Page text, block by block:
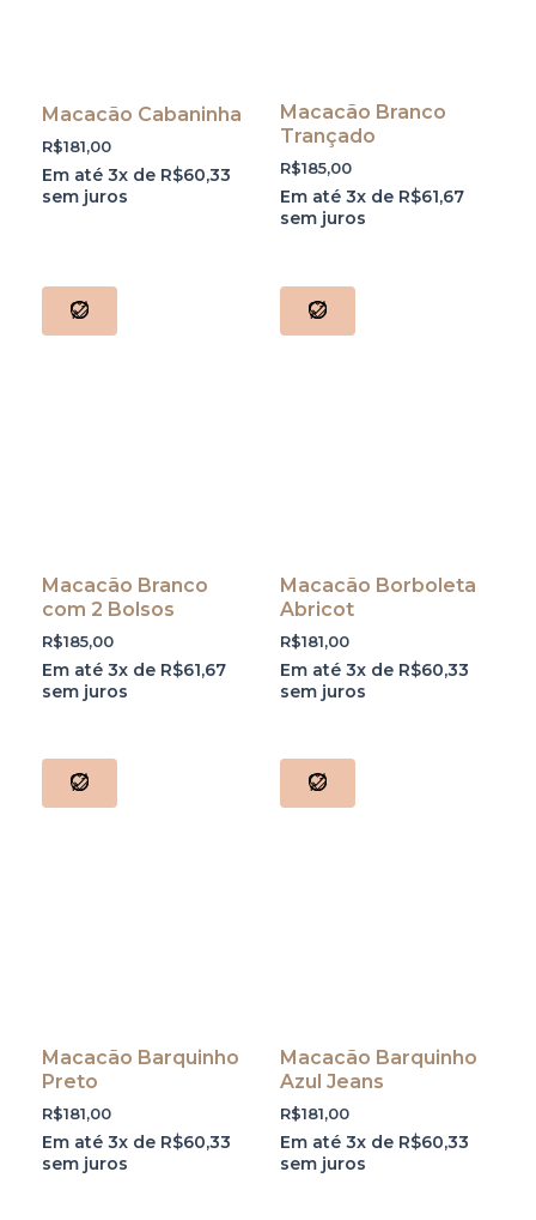
Macacão Cabaninha
R$181,00
Em até 3x de R$60,33
sem juros
Macacão Branco
Trançado
R$185,00
Em até 3x de R$61,67
sem juros
Macacão Branco
com 2 Bolsos
R$185,00
Em até 3x de R$61,67
sem juros
Macacão Borboleta
Abricot
R$181,00
Em até 3x de R$60,33
sem juros
Macacão Barquinho
Preto
R$181,00
Em até 3x de R$60,33
sem juros
Macacão Barquinho
Azul Jeans
R$181,00
Em até 3x de R$60,33
sem juros